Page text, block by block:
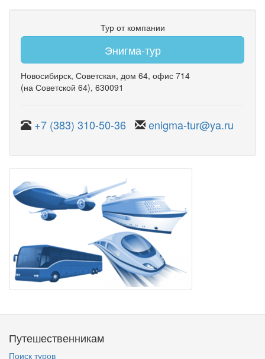
Тур от компании
Энигма-тур
Новосибирск, Советская, дом 64, офис 714
(на Советской 64), 630091
+7 (383) 310-50-36 enigma-tur@ya.ru
Путешественникам
Поиск туров